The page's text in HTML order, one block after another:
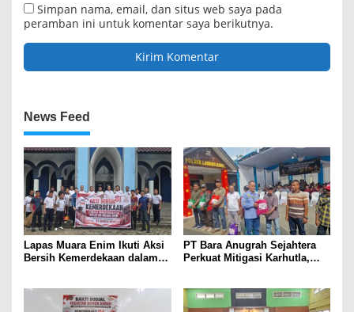
Simpan nama, email, dan situs web saya pada
peramban ini untuk komentar saya berikutnya.
News Feed
Lapas Muara Enim Ikuti Aksi
Bersih Kemerdekaan dalam
PT Bara Anugrah Sejahtera
Perkuat Mitigasi Karhutla,